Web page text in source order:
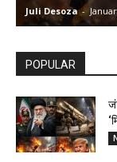
Juli Desoza -
POPULAR